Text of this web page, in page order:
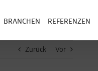
BRANCHEN REFERENZEN
Zurück Vor